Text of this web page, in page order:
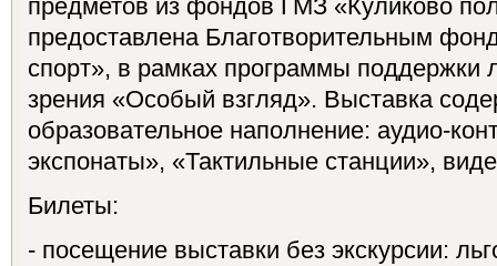
предметов из фондов ГМЗ «Куликово
предоставлена Благотворительным
спорт», в рамках программы
зрения «Особый взгляд». Выставка
образовательное наполнение: аудио-
экспонаты», «Тактильные станции»,
Билеты:
- посещение выставки без экскурсии: